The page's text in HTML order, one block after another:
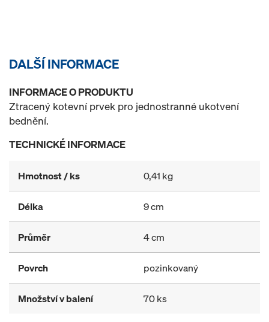
DALŠÍ INFORMACE
INFORMACE O PRODUKTU
Ztracený kotevní prvek pro jednostranné ukotvení
bednění.
TECHNICKÉ INFORMACE
Hmotnost / ks 0,41 kg
Délka 9 cm
Průměr 4 cm
Povrch pozinkovaný
Množství v balení 70 ks